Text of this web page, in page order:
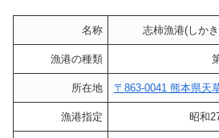
名称 志柿漁港(しか
漁港の種類
所在地 〒863-0041 熊本県天
漁港指定 昭和